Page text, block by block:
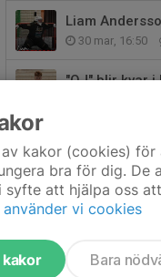
Liam
30 mar, 16:50
"OJ" blir kvar
Niclas
6 mar, 16:15
kakor (cookies)
bra för dig. De
syfte att hjälpa oss
använder vi cookies
kakor Bara